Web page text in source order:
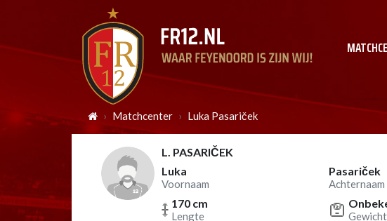
Matchcenter Luka Pasariček
L. PASARIČEK
Luka
Voornaam
Pasariček
Achternaam
170 cm
Lengte Gewicht